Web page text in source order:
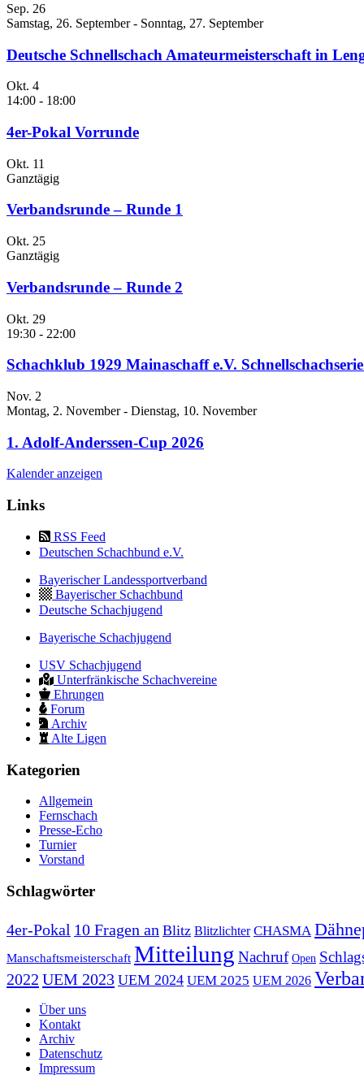
Sep. 26
Samstag, 26. September- Sonntag, 27. September
Deutsche Schnellschach Amateurmeisterschaft in
Okt. 4
14:00 - 18:00
4er-Pokal Vorrunde
Okt. 11
Ganztägig
Verbandsrunde – Runde 1
Okt. 25
Ganztägig
Verbandsrunde – Runde 2
Okt. 29
19:30 - 22:00
Schachklub 1929 Mainaschaff e.V.
Nov. 2
Montag, 2. November- Dienstag, 10. November
1. Adolf-Anderssen-Cup 2026
Kalender anzeigen
Links
RSS Feed
Deutschen Schachbund e.V.
Bayerischer Landessportverband
Bayerischer Schachbund
Deutsche Schachjugend
Bayerische Schachjugend
USV Schachjugend
Unterfränkische Schachvereine
Ehrungen
Forum
Archiv
Alte Ligen
Kategorien
Allgemein
Fernschach
Presse-Echo
Turnier
Vorstand
Schlagwörter
4er-Pokal 10 Fragen an Blitz Blitzlichter CHASMA
Manschaftsmeisterschaft Mitteilung Nachruf Open
2022 UEM 2023 UEM 2024 UEM 2025 UEM 2026
Über uns
Kontakt
Archiv
Datenschutz
Impressum